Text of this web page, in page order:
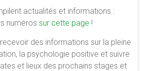
actualités et informations :
numéros sur cette page !
des informations sur la pleine
la psychologie positive et suivre
et lieux des prochains stages et